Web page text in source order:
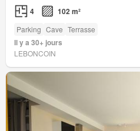
4 102 m²
Parking Cave Terrasse
Il y a 30+ jours
LEBONCOIN